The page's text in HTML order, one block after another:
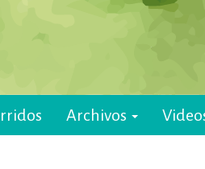
Archivos